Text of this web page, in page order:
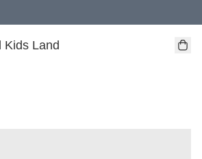
Kids Land